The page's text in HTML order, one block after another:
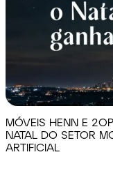
MÓVEIS HENN E
NATAL DO SETOR
ARTIFICIAL